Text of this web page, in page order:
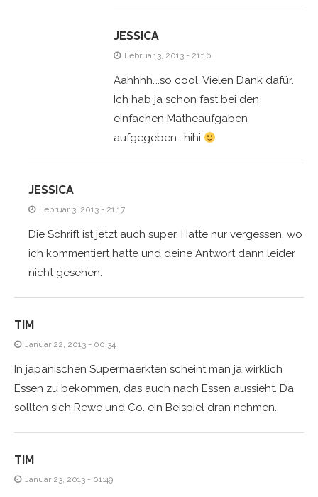
JESSICA
Februar 3, 2013 - 21:16
Aahhhh….so cool. Vielen Dank dafür.
Ich hab ja schon fast bei den
einfachen Matheaufgaben
aufgegeben….hihi
JESSICA
Februar 3, 2013 - 21:17
Die Schrift ist jetzt auch super. Hatte nur vergessen, wo
ich kommentiert hatte und deine Antwort dann leider
nicht gesehen.
TIM
Januar 22, 2013 - 00:34
In japanischen Supermaerkten scheint man ja wirklich
Essen zu bekommen, das auch nach Essen aussieht. Da
sollten sich Rewe und Co. ein Beispiel dran nehmen.
TIM
Januar 23, 2013 - 01:49